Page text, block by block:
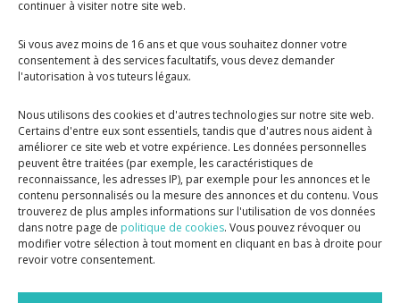
continuer à visiter notre site web.
Si vous avez moins de 16 ans et que vous souhaitez donner votre
consentement à des services facultatifs, vous devez demander
l'autorisation à vos tuteurs légaux.
Nous utilisons des cookies et d'autres technologies sur notre site web.
Certains d'entre eux sont essentiels, tandis que d'autres nous aident à
améliorer ce site web et votre expérience. Les données personnelles
peuvent être traitées (par exemple, les caractéristiques de
reconnaissance, les adresses IP), par exemple pour les annonces et le
contenu personnalisés ou la mesure des annonces et du contenu. Vous
trouverez de plus amples informations sur l'utilisation de vos données
dans notre page de politique de cookies. Vous pouvez révoquer ou
modifier votre sélection à tout moment en cliquant en bas à droite pour
revoir votre consentement.